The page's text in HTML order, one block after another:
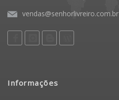
Entre em contato via webchat